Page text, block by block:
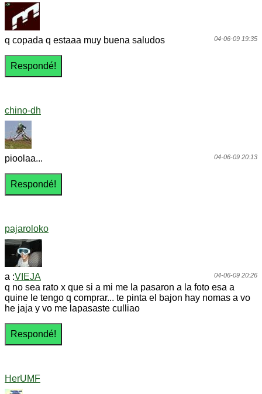
04-06-09 19:35
q copada q estaaa muy buena saludos
chino-dh
04-06-09 20:13
pioolaa...
pajaroloko
04-06-09 20:26
a :VIEJA
q no sea rato x que si a mi me la pasaron a la foto esa a
quine le tengo q comprar... te pinta el bajon hay nomas a vo
he jaja y vo me lapasaste culliao
HerUMF